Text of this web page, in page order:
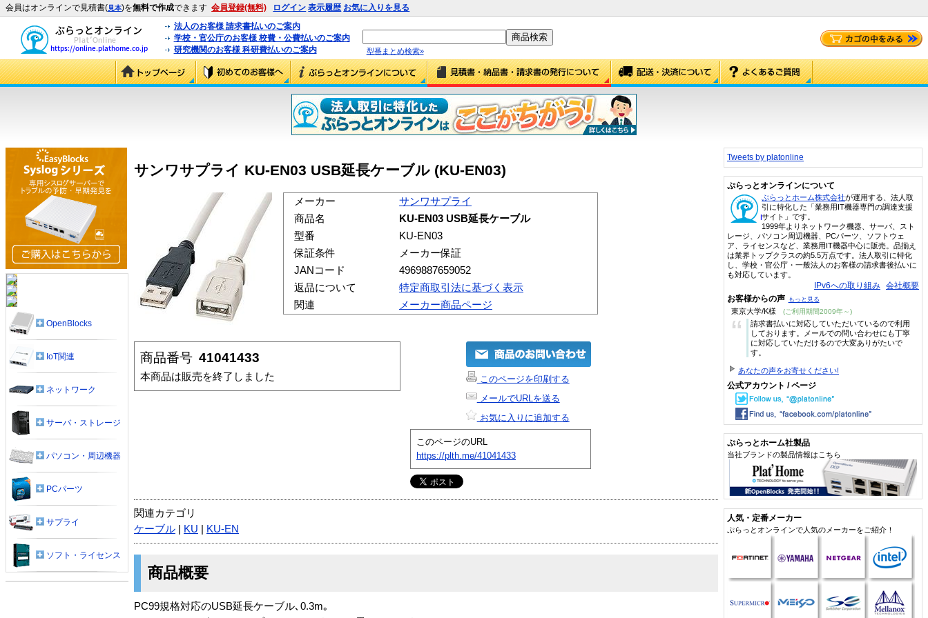
会員はオンラインで見積書(見本)を無料で作成できます 会員登録(無料) ログイン 表示履歴 お気に入りを見る
法人のお客様 請求書払いのご案内
学校・官公庁のお客様 校費・公費払いのご案内
研究機関のお客様 科研費払いのご案内
型番まとめ検索»
サンワサプライ KU-EN03 USB延長ケーブル (KU-EN03)
メーカー
サンワサプライ
商品名
KU-EN03 USB延長ケーブル
型番
KU-EN03
保証条件
メーカー保証
JANコード
4969887659052
返品について
特定商取引法に基づく表示
関連
メーカー商品ページ
商品番号 41041433
本商品は販売を終了しました
このページを印刷する
メールでURLを送る
お気に入りに追加する
このページのURL
https://plth.me/41041433
関連カテゴリ
ケーブル
KU KU-EN
商品概要
PC99規格対応のUSB延長ケーブル､0.3m｡
OpenBlocks
IoT関連
ネットワーク
サーバ・ストレージ
パソコン・周辺機器
PCパーツ
サプライ
ソフト・ライセンス
Tweets by platonline
ぷらっとオンラインについて
ぷらっとホーム株式会社が運用する、法人取
引に特化した「業務用IT機器専門の調達支援
サイト」です。
1999年よりネットワーク機器、サーバ、スト
レージ、パソコン周辺機器、PCパーツ、ソフトウェ
ア、ライセンスなど、業務用IT機器中心に販売。品揃え
は業界トップクラスの約5.5万点です。法人取引に特化
し、学校・官公庁・一般法人のお客様の請求書後払いに
も対応しています。
IPv6への取り組み 会社概要
お客様からの声 もっと見る
東京大学/K様 (ご利用期間2009年～)
“
請求書払いに対応していただいているので利用
しております。メールでの問い合わせにも丁寧
に対応していただけるので大変ありがたいで
す。
あなたの声をお寄せください!
公式アカウント / ページ
ぷらっとホーム社製品
当社ブランドの製品情報はこちら
人気・定番メーカー
ぷらっとオンラインで人気のメーカーをご紹介！